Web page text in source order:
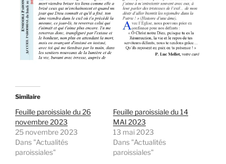
Similaire
Feuille paroissiale du 26
novembre 2023
25 novembre 2023
Dans "Actualités
paroissiales"
Feuille paroissiale du 14
MAI 2023
13 mai 2023
Dans "Actualités
paroissiales"